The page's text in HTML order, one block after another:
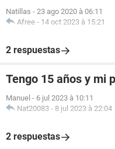
Natillas - 23 ago 2020 à 06:11
Afree - 14 oct 2023 à 15:21
2 respuestas
Tengo 15 años y mi
Manuel - 6 jul 2023 à 10:11
Nat20083 - 8 jul 2023 à 22:04
2 respuestas